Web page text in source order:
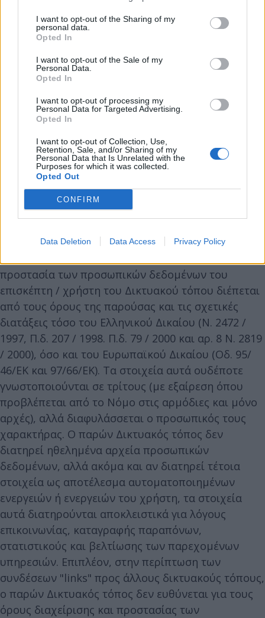
I want to opt-out of the Sharing of my
personal data.
Opted In
I want to opt-out of the Sale of my
Personal Data.
Opted In
I want to opt-out of processing my
Personal Data for Targeted Advertising.
Opted In
I want to opt-out of Collection, Use,
Retention, Sale, and/or Sharing of my
Personal Data that Is Unrelated with the
Purposes for which it was collected.
Opted Out
CONFIRM
Data Deletion Data Access Privacy Policy
αποθήκευση, πώληση, μετάδοση, διανομή, έκδοση,
εκτέλεση, "φόρτωση (download)", μετάφραση,
τροποποίηση με οποιονδήποτε τρόπο, τμηματικά η
συναίνεση του διαχειριστή του δικτυακού τόπου.
Αποκτώντας πρόσβαση σε οιοδήποτε τμήμα του
δικτυακού τόπου ο χρήστης συμφωνεί ότι δεν θα
αναδιανείμει οιαδήποτε πληροφορία εμπεριέχεται
μεμονωμένη αποθήκευση και αντιγραφή τμημάτων
του περιεχομένου σε απλό προσωπικό υπολογιστή
για αυστηρά προσωπική χρήση και μόνον, χωρίς
πρόθεση εμπορικής ή άλλης εκμετάλλευσης και
πάντα υπό την προϋπόθεση της αναγραφής της
καθ' οιονδήποτε τρόπο παραχώρηση δικαιωμάτων
πνευματικής ιδιοκτησίας. Η διαχείριση και
προστασία των προσωπικών δεδομένων του
επισκέπτη / χρήστη του Δικτυακού τόπου διέπεται
από τους όρους της παρούσας και τις σχετικές
διατάξεις τόσο του Ελληνικού Δικαίου (Ν. 2472 /
1997, Π.δ. 207 / 1998. Π.δ. 79 / 2000 και αρ. 8 Ν. 2819
/ 2000), όσο και του Ευρωπαϊκού Δικαίου (Οδ. 95/
46/ΕΚ και 97/66/ΕΚ). Τα στοιχεία αυτά ουδέποτε
γνωστοποιούνται σε τρίτους (με εξαίρεση όπου
προβλέπεται από το Νόμο στις αρμόδιες και μόνο
αρχές), αλλά διαφυλάσσεται ο προσωπικός τους
χαρακτήρας. Ο παρών Δικτυακός τόπος δεν
διατηρεί ηθελημένα αρχεία προσωπικών
δεδομένων, αλλά ακόμα και αν διατηρεί τέτοια
στοιχεία ως αποτέλεσμα αυτοματοποιημένων
ενεργειών ή ενεργειών του χρήστη, τα στοιχεία
αυτά διατηρούνται αποκλειστικά για λόγους
επικοινωνίας, καταγραφής παραπόνων,
στατιστικούς και βελτίωσης των παρεχομένων
υπηρεσιών. Επιπλέον, στην περίπτωση των
συνδέσεων "links" προς άλλους δικτυακούς τόπους,
ο παρών Δικτυακός τόπος δεν ευθύνεται για τους
όρους διαχείρισης και προστασίας των